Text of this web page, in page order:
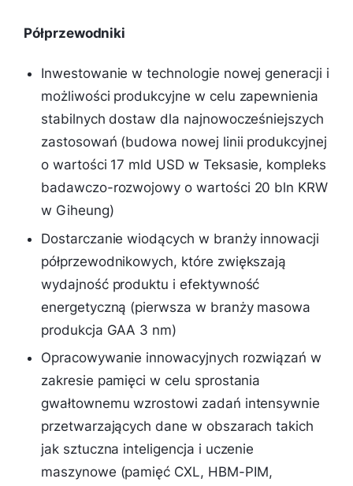
Półprzewodniki
Inwestowanie w technologie nowej generacji i
możliwości produkcyjne w celu zapewnienia
stabilnych dostaw dla najnowocześniejszych
zastosowań (budowa nowej linii produkcyjnej
o wartości 17 mld USD w Teksasie, kompleks
badawczo-rozwojowy o wartości 20 bln KRW
w Giheung)
Dostarczanie wiodących w branży innowacji
półprzewodnikowych, które zwiększają
wydajność produktu i efektywność
energetyczną (pierwsza w branży masowa
produkcja GAA 3 nm)
Opracowywanie innowacyjnych rozwiązań w
zakresie pamięci w celu sprostania
gwałtownemu wzrostowi zadań intensywnie
przetwarzających dane w obszarach takich
jak sztuczna inteligencja i uczenie
maszynowe (pamięć CXL, HBM-PIM,